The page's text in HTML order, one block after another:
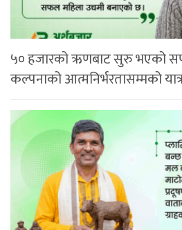
५० हजारको ऋणबाट सुरु भएको
कल्पनाको आत्मनिर्भरतासम्मको